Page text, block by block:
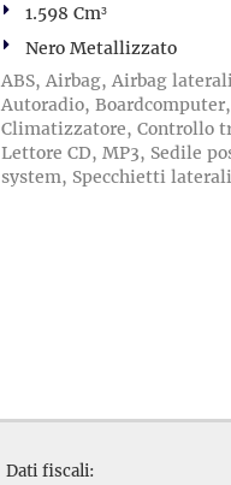
1.598 Cm³
Nero Metallizzato
ABS, Airbag, Airbag
Autoradio,
Climatizzatore, Controllo
Lettore CD, MP3, Sedile
system, Specchietti
Dati fiscali: